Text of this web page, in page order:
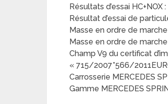
Résultats d’essai
Résultat d’essai de
Masse en ordre de
Masse en ordre de
Champ V9 du certificat
« 715/2007*566/
Carrosserie MERCEDES
Gamme MERCEDES